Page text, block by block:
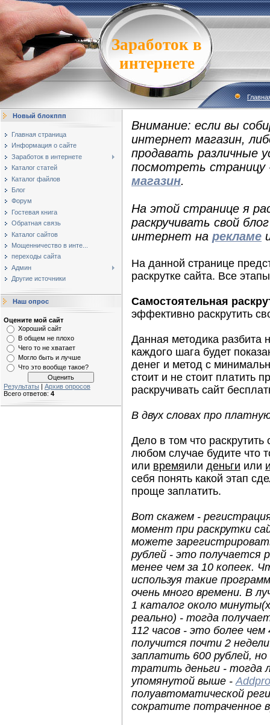
Заработок в
интернете
Новый блокппп
Главная страница
Информация о сайте
Заработок в интернете
Каталог статей
Каталог файлов
Блог
Форум
Гостевая книга
Обратная связь
Каталог сайтов
Мощенничество в инте...
переходы сайта
Админ
Другие источники
Наш опрос
Оцените мой сайт
Хороший сайт
В общем не плохо
Чего то не хватает
Могло быть и лучше
Что это вообще такое?
Результаты | Архив опросов
Всего ответов: 4
Внимание: если вы
интернет магазин,
продавать различные
посмотреть
магазин.
На этой странице я
раскручивать свой
интернет на рекламе
На данной странице
раскрутке сайта. Все
Самостоятельная
эффективно раскрутить
Данная методика разбита
каждого шага будет
денег и метод с
стоит и не стоит платить
раскручивать сайт
В двух словах про
Дело в том что
любом случае будите что
или времяили деньги или
себя понять какой этап
проще заплатить.
Вот скажем -
момент при раскрутки
можете
рублей - это получается
менее чем за 10 копеек.
используя такие
очень много времени. В
1 каталог около
реально) - тогда
112 часов - это более
получится почти 2
заплатить 600 рублей,
тратить деньги - тогда
упомянутой выше -
полуавтоматической
сократите потраченное